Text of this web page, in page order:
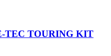
TEC TOURING KIT